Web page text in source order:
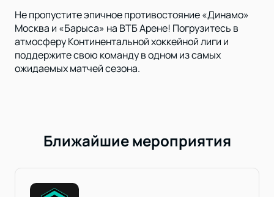
Не пропустите эпичное противостояние «Динамо»
Москва и «Барыса» на ВТБ Арене! Погрузитесь в
атмосферу Континентальной хоккейной лиги и
поддержите свою команду в одном из самых
ожидаемых матчей сезона.
Ближайшие мероприятия